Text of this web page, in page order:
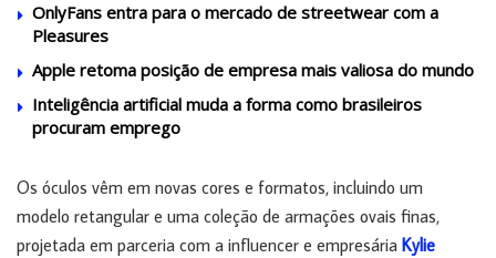
OnlyFans entra para o mercado de streetwear com a
Pleasures
Apple retoma posição de empresa mais valiosa do mundo
Inteligência artificial muda a forma como brasileiros
procuram emprego
Os óculos vêm em novas cores e formatos, incluindo um
modelo retangular e uma coleção de armações ovais finas,
projetada em parceria com a influencer e empresária Kylie